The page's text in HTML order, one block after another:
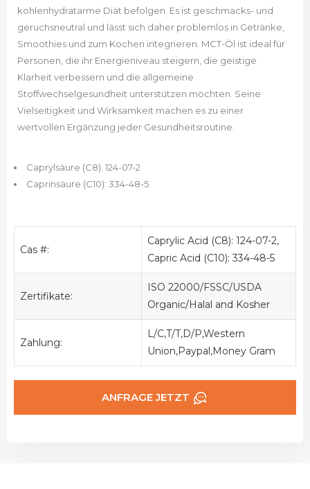
kohlenhydratarme Diät befolgen. Es ist geschmacks- und
geruchsneutral und lässt sich daher problemlos in Getränke,
Smoothies und zum Kochen integrieren. MCT-Öl ist ideal für
Personen, die ihr Energieniveau steigern, die geistige
Klarheit verbessern und die allgemeine
Stoffwechselgesundheit unterstützen möchten. Seine
Vielseitigkeit und Wirksamkeit machen es zu einer
wertvollen Ergänzung jeder Gesundheitsroutine.
Caprylsäure (C8): 124-07-2
Caprinsäure (C10): 334-48-5
Cas #:
Caprylic Acid (C8): 124-07-2,
Capric Acid (C10): 334-48-5
Zertifikate:
ISO 22000/FSSC/USDA
Organic/Halal and Kosher
Zahlung:
L/C,T/T,D/P,Western
Union,Paypal,Money Gram
ANFRAGE JETZT